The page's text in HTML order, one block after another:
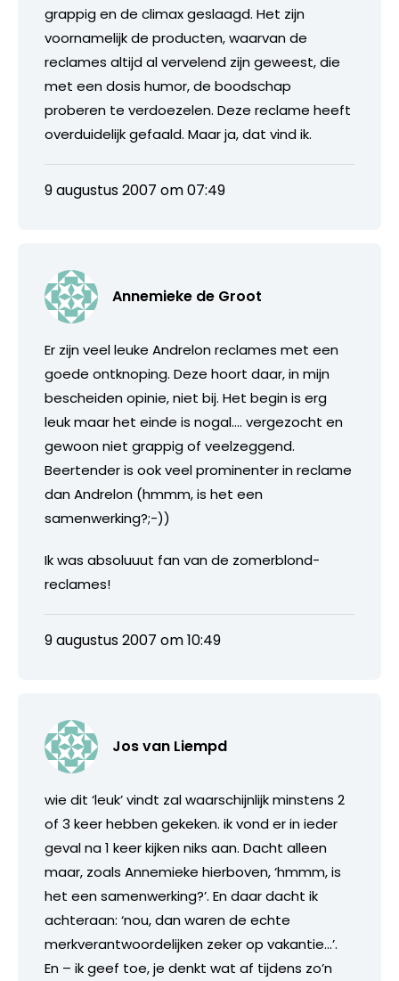
grappig en de climax geslaagd. Het zijn
voornamelijk de producten, waarvan de
reclames altijd al vervelend zijn geweest, die
met een dosis humor, de boodschap
proberen te verdoezelen. Deze reclame heeft
overduidelijk gefaald. Maar ja, dat vind ik.
9 augustus 2007 om 07:49
Annemieke de Groot
Er zijn veel leuke Andrelon reclames met een
goede ontknoping. Deze hoort daar, in mijn
bescheiden opinie, niet bij. Het begin is erg
leuk maar het einde is nogal…. vergezocht en
gewoon niet grappig of veelzeggend.
Beertender is ook veel prominenter in reclame
dan Andrelon (hmmm, is het een
samenwerking?;-))
Ik was absoluuut fan van de zomerblond-
reclames!
9 augustus 2007 om 10:49
Jos van Liempd
wie dit ‘leuk’ vindt zal waarschijnlijk minstens 2
of 3 keer hebben gekeken. ik vond er in ieder
geval na 1 keer kijken niks aan. Dacht alleen
maar, zoals Annemieke hierboven, ‘hmmm, is
het een samenwerking?’. En daar dacht ik
achteraan: ‘nou, dan waren de echte
merkverantwoordelijken zeker op vakantie…’.
En – ik geef toe, je denkt wat af tijdens zo’n